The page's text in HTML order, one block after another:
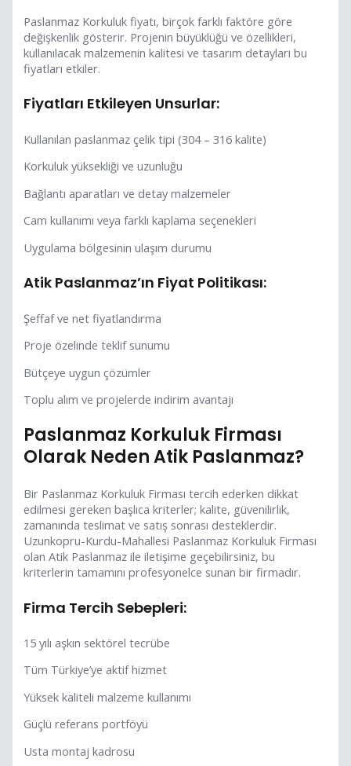
Paslanmaz Korkuluk fiyatı, birçok farklı faktöre göre
değişkenlik gösterir. Projenin büyüklüğü ve özellikleri,
kullanılacak malzemenin kalitesi ve tasarım detayları bu
fiyatları etkiler.
Fiyatları Etkileyen Unsurlar:
Kullanılan paslanmaz çelik tipi (304 – 316 kalite)
Korkuluk yüksekliği ve uzunluğu
Bağlantı aparatları ve detay malzemeler
Cam kullanımı veya farklı kaplama seçenekleri
Uygulama bölgesinin ulaşım durumu
Atik Paslanmaz’ın Fiyat Politikası:
Şeffaf ve net fiyatlandırma
Proje özelinde teklif sunumu
Bütçeye uygun çözümler
Toplu alım ve projelerde indirim avantajı
Paslanmaz Korkuluk Firması
Olarak Neden Atik Paslanmaz?
Bir Paslanmaz Korkuluk Firması tercih ederken dikkat
edilmesi gereken başlıca kriterler; kalite, güvenilirlik,
zamanında teslimat ve satış sonrası desteklerdir.
Uzunkopru-Kurdu-Mahallesi Paslanmaz Korkuluk Firması
olan Atik Paslanmaz ile iletişime geçebilirsiniz, bu
kriterlerin tamamını profesyonelce sunan bir firmadır.
Firma Tercih Sebepleri:
15 yılı aşkın sektörel tecrübe
Tüm Türkiye’ye aktif hizmet
Yüksek kaliteli malzeme kullanımı
Güçlü referans portföyü
Usta montaj kadrosu